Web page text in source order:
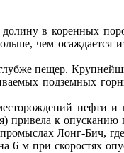
в коренных
чем
пещер.
подземных
нефти
привела к опусканию
Лонг-Бич,
6 мпри скоростях